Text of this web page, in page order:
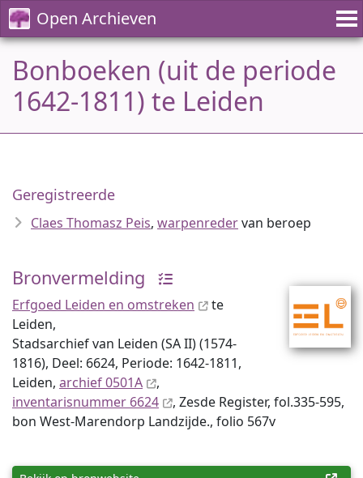
Open Archieven
Bonboeken (uit de periode
1642-1811) te Leiden
Geregistreerde
Claes Thomasz Peis, warpenredervan beroep
Bronvermelding
Erfgoed Leiden en omstreken
te
Leiden,
Stadsarchief van Leiden (SA II) (1574-
1816), Deel: 6624, Periode: 1642-1811,
Leiden, archief 0501A
,
inventaris­num­mer 6624
, Zesde Register, fol.335-595,
bon West-Marendorp Landzijde., folio 567v